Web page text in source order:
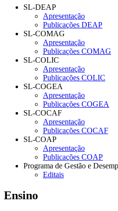
SL-DEAP
Apresentação
Publicações DEAP
SL-COMAG
Apresentação
Publicações COMAG
SL-COLIC
Apresentação
Publicações COLIC
SL-COGEA
Apresentação
Publicações COGEA
SL-COCAF
Apresentação
Publicações COCAF
SL-COAP
Apresentação
Publicações COAP
Programa de Gestão e
Editais
Ensino